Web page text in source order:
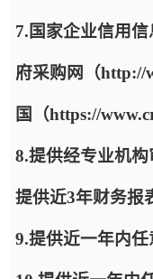
7.国家企业信用
府采购网（http://
国（https://
8.提供经专业机
提供近3年财务报
9.提供近一年内